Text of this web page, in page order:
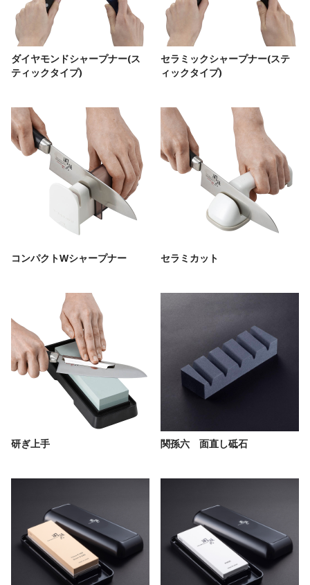
ダイヤモンドシャープナー(ス
ティックタイプ)
セラミックシャープナー(ステ
ィックタイプ)
コンパクトWシャープナー セラミカット
研ぎ上手 関孫六 面直し砥石